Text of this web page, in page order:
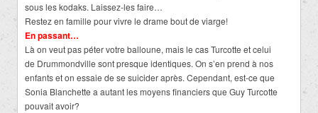
sous les kodaks. Laissez-les faire…
Restez en famille pour vivre le drame bout de viarge!
En passant…
Là on veut pas péter votre balloune, mais le cas Turcotte et celui
de Drummondville sont presque identiques. On s’en prend à nos
enfants et on essaie de se suicider après. Cependant, est-ce que
Sonia Blanchette a autant les moyens financiers que Guy Turcotte
pouvait avoir?